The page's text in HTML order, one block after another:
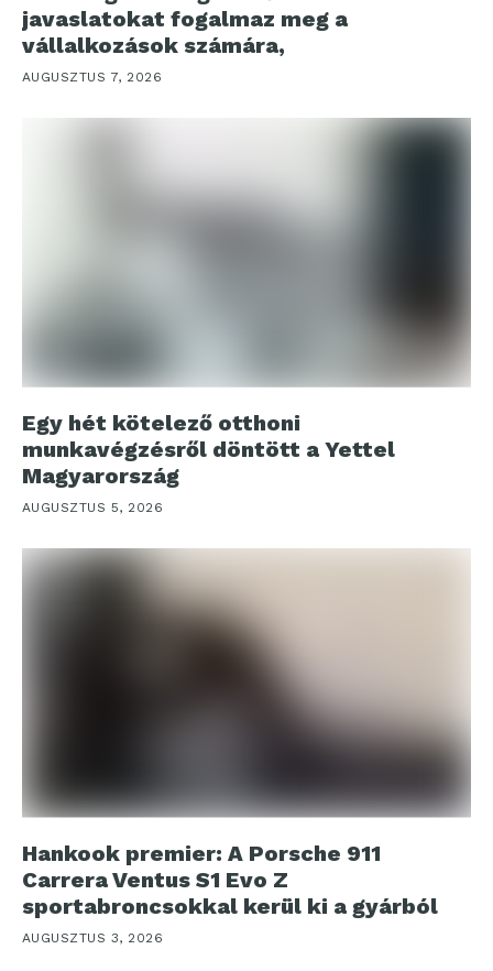
javaslatokat fogalmaz meg a
vállalkozások számára,
AUGUSZTUS 7, 2026
Egy hét kötelező otthoni
munkavégzésről döntött a Yettel
Magyarország
AUGUSZTUS 5, 2026
Hankook premier: A Porsche 911
Carrera Ventus S1 Evo Z
sportabroncsokkal kerül ki a gyárból
AUGUSZTUS 3, 2026